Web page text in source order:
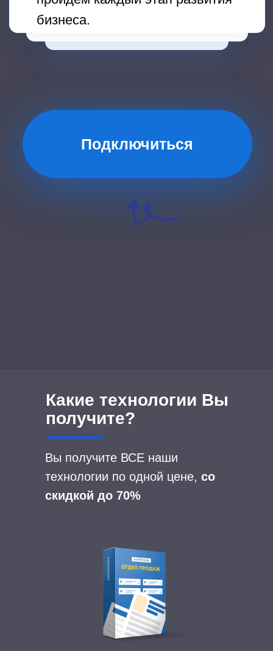
Какие технологии Вы
получите?
Вы получите ВСЕ наши
технологии по одной цене, со
скидкой до 70%